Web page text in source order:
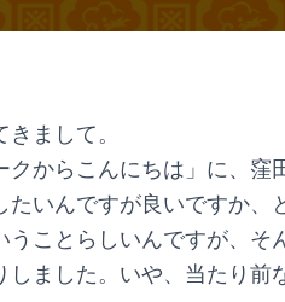
まして。
クからこんにちは」に、
いんですが良いですか、
ことらしいんですが、そ
しました。いや、当たり前